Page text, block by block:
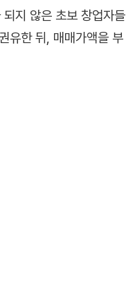
지 않은 초보 창업자들
유한 뒤, 매매가액을 부